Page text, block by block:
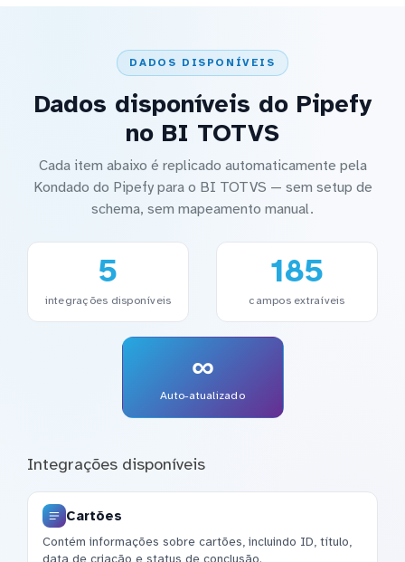
DADOS DISPONÍVEIS
Dados disponíveis do Pipefy
no BI TOTVS
Cada item abaixo é replicado automaticamente pela
Kondado do Pipefy para o BI TOTVS — sem setup de
schema, sem mapeamento manual.
5
integrações disponíveis
185
campos extraíveis
∞
Auto-atualizado
Integrações disponíveis
Cartões
Contém informações sobre cartões, incluindo ID, título,
data de criação e status de conclusão.